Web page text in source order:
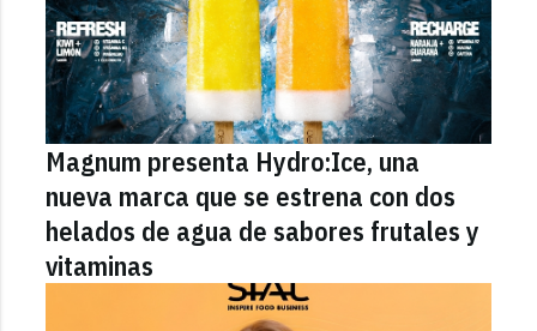
Magnum presenta Hydro:Ice, una
nueva marca que se estrena con dos
helados de agua de sabores frutales y
vitaminas